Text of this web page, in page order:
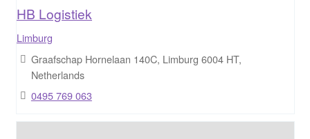
HB Logistiek
Limburg
Graafschap Hornelaan 140C, Limburg 6004 HT,
Netherlands
0495 769 063